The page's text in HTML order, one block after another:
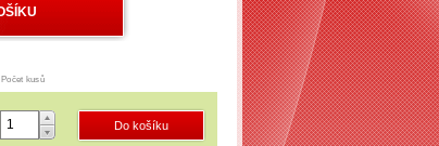
Počet kusů